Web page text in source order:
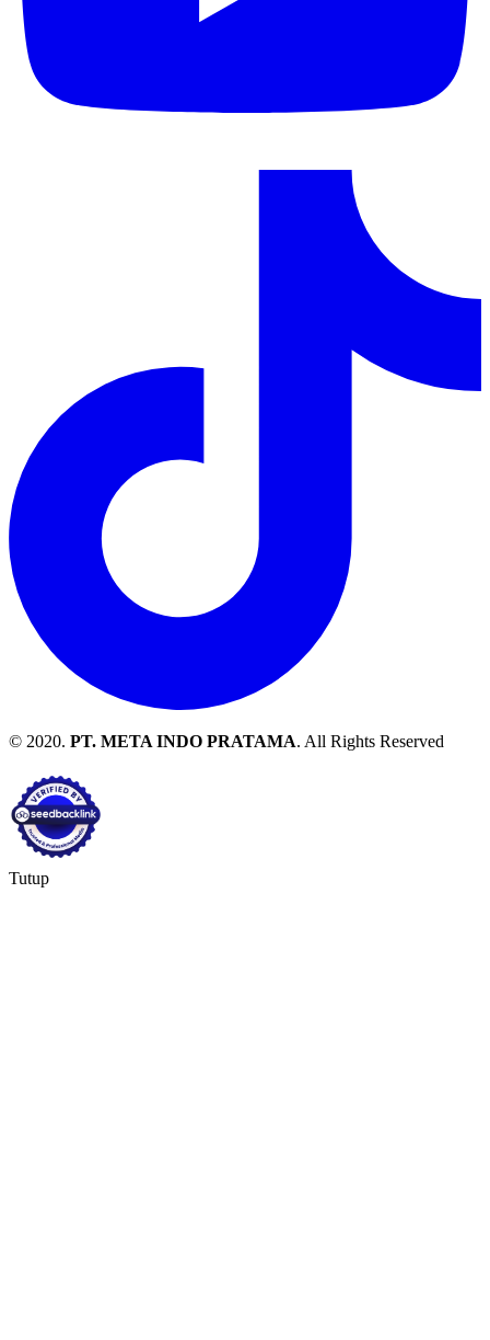
© 2020. PT. META INDO PRATAMA. All Rights Reserved
Tutup